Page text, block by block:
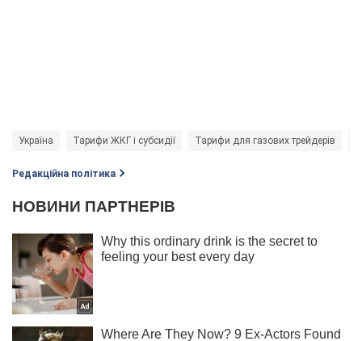
Україна Тарифи ЖКГ і субсидії Тарифи для газових трейдерів
Редакційна політика